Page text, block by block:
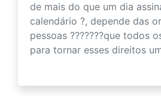
de mais do que um dia
calendário ?, depende das
pessoas ???????que todos
para tornar esses direitos